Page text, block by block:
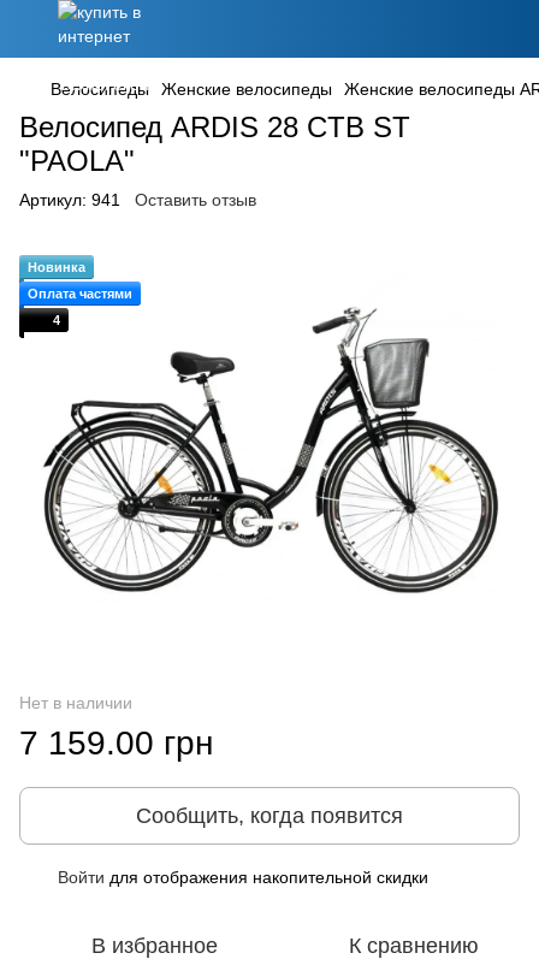
Велосипеды Женские велосипеды Женские велосипеды
Велосипед ARDIS 28 CTB ST
"PAOLA"
Артикул: 941 Оставить отзыв
Новинка
Оплата частями
4
Нет в наличии
7 159.00 грн
Сообщить, когда появится
Войти для отображения накопительной скидки
В избранное К сравнению